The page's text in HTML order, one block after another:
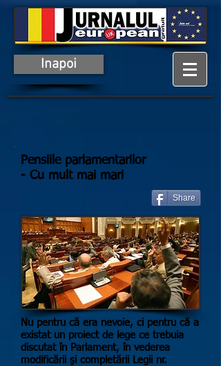
Inapoi
Pensiile parlamentarilor
- Cu mult mai mari
Share
Nu pentru că era nevoie, ci pentru că a
existat un proiect de lege ce trebuia
discutat în Parlament, în vederea
modificării şi completării Legii nr.